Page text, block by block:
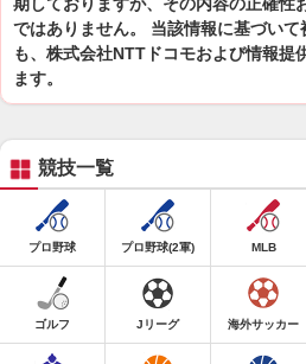
ではありません。 当該情報に基づい
も、株式会社NTTドコモおよび情報提
ます。
競技一覧
プロ野球 プロ野球(2軍) MLB
ゴルフ Jリーグ 海外サッカー